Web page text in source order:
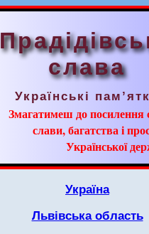
слава
Українські
Змагатимеш до посилення
слави, багатства і
Української
Україна
Львівська область